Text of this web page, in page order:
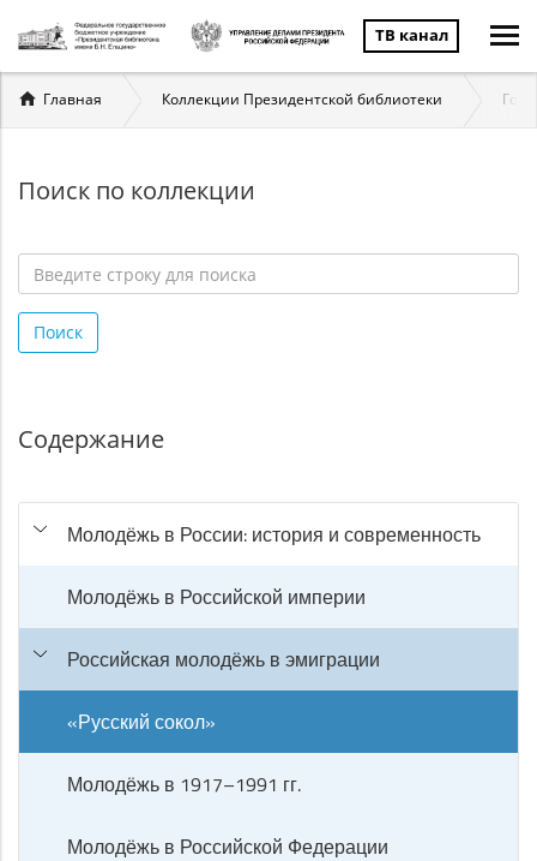
ТВ канал
Вы
здесь
Главная Коллекции Президентской библиотеки
Поиск по коллекции
строку
для
Поиск
Содержание
Молодёжь в России: история и современность
Молодёжь в Российской империи
Российская молодёжь в эмиграции
«Русский сокол»
Молодёжь в 1917–1991 гг.
Молодёжь в Российской Федерации